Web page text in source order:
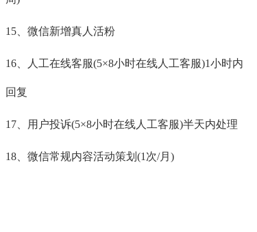
15、微信新增真人活粉
16、人工在线客服(5×8小时在线人工客服)1小时内
回复
17、用户投诉(5×8小时在线人工客服)半天内处理
18、微信常规内容活动策划(1次/月)